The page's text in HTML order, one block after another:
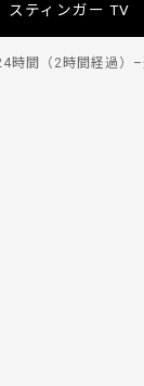
スティンガー TV
時間（2時間経過）–